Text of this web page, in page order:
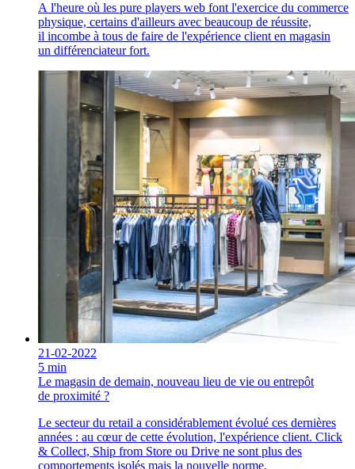
A l'heure où les pure players web font l'exercice du commerce
physique, certains d'ailleurs avec beaucoup de réussite,
il incombe à tous de faire de l'expérience client en magasin
un différenciateur fort.
21-02-2022
5 min
Le magasin de demain, nouveau lieu de vie ou entrepôt
de proximité ?
Le secteur du retail a considérablement évolué ces dernières
années : au cœur de cette évolution, l'expérience client. Click
& Collect, Ship from Store ou Drive ne sont plus des
comportements isolés mais la nouvelle norme.